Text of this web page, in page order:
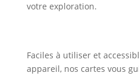
votre exploration.
Faciles à utiliser et
appareil, nos cartes vous